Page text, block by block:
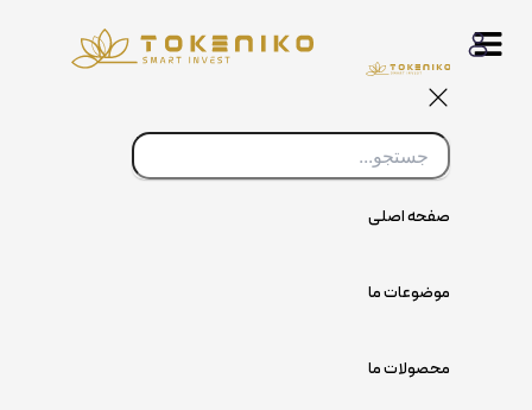
صفحه اصلی
موضوعات ما
محصولات ما